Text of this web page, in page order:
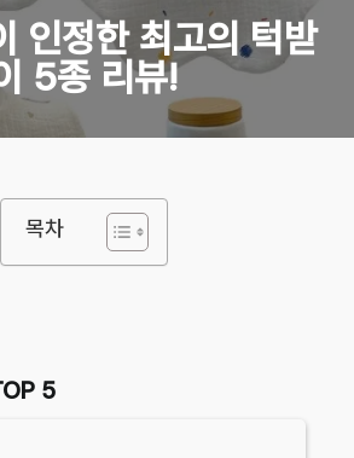
인정한 최고의 턱받
5종 리뷰!
목차
5